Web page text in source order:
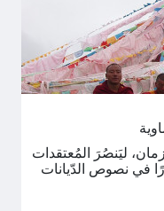
ليَنصُرَ المُعتقدات
في نصوص الدّيانات